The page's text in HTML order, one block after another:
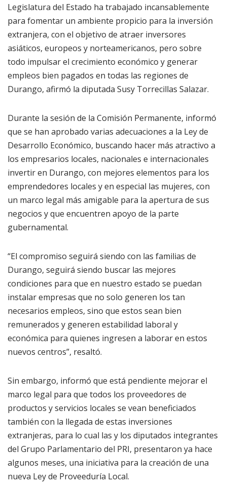
Legislatura del Estado ha trabajado incansablemente
para fomentar un ambiente propicio para la inversión
extranjera, con el objetivo de atraer inversores
asiáticos, europeos y norteamericanos, pero sobre
todo impulsar el crecimiento económico y generar
empleos bien pagados en todas las regiones de
Durango, afirmó la diputada Susy Torrecillas Salazar.
Durante la sesión de la Comisión Permanente, informó
que se han aprobado varias adecuaciones a la Ley de
Desarrollo Económico, buscando hacer más atractivo a
los empresarios locales, nacionales e internacionales
invertir en Durango, con mejores elementos para los
emprendedores locales y en especial las mujeres, con
un marco legal más amigable para la apertura de sus
negocios y que encuentren apoyo de la parte
gubernamental.
“El compromiso seguirá siendo con las familias de
Durango, seguirá siendo buscar las mejores
condiciones para que en nuestro estado se puedan
instalar empresas que no solo generen los tan
necesarios empleos, sino que estos sean bien
remunerados y generen estabilidad laboral y
económica para quienes ingresen a laborar en estos
nuevos centros”, resaltó.
Sin embargo, informó que está pendiente mejorar el
marco legal para que todos los proveedores de
productos y servicios locales se vean beneficiados
también con la llegada de estas inversiones
extranjeras, para lo cual las y los diputados integrantes
del Grupo Parlamentario del PRI, presentaron ya hace
algunos meses, una iniciativa para la creación de una
nueva Ley de Proveeduría Local.